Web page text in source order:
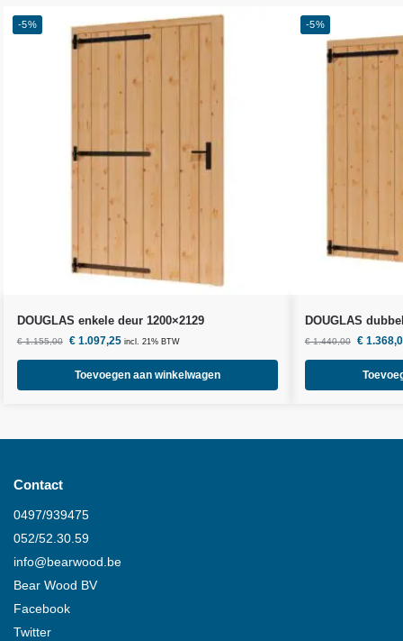
-5%
DOUGLAS enkele deur 1200×2129
€1.155,00 €1.097,25 incl. 21% BTW
Toevoegen aan winkelwagen
-5%
DOUGLAS
€1.440,00 €
Contact
0497/939475
052/52.30.59
info@bearwood.be
Bear Wood BV
Facebook
Twitter